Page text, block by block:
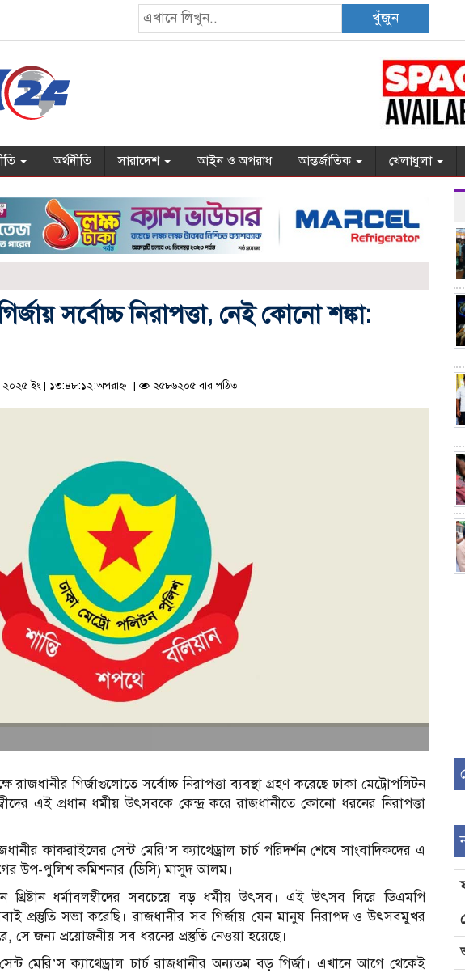
খুঁজুন
অর্থনীতি সারাদেশ আইন ও অপরাধ আন্তর্জাতিক খেলাধুলা
সর্বোচ্চ নিরাপত্তা, নেই কোনো শঙ্কা:
২০২৫ ইং | ১৩:৪৮:১২:অপরাহ্ন | ২৫৮৬২০৫ বার পঠিত
গির্জাগুলোতে সর্বোচ্চ নিরাপত্তা ব্যবস্থা গ্রহণ করেছে ঢাকা মেট্রোপলিটন
এই প্রধান ধর্মীয় উৎসবকে কেন্দ্র করে রাজধানীতে কোনো ধরনের নিরাপত্তা
কাকরাইলের সেন্ট মেরি’স ক্যাথেড্রাল চার্চ পরিদর্শন শেষে সাংবাদিকদের এ
উপ-পুলিশ কমিশনার (ডিসি) মাসুদ আলম।
ধর্মাবলম্বীদের সবচেয়ে বড় ধর্মীয় উৎসব। এই উৎসব ঘিরে ডিএমপি
প্রস্তুতি সভা করেছি। রাজধানীর সব গির্জায় যেন মানুষ নিরাপদ ও উৎসবমুখর
সে জন্য প্রয়োজনীয় সব ধরনের প্রস্তুতি নেওয়া হয়েছে।
মেরি’স ক্যাথেড্রাল চার্চ রাজধানীর অন্যতম বড় গির্জা। এখানে আগে থেকেই